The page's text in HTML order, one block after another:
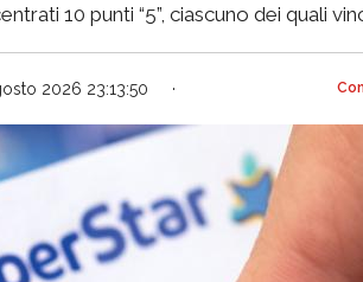
10 punti “5”, ciascuno dei quali
2026 23:13:50